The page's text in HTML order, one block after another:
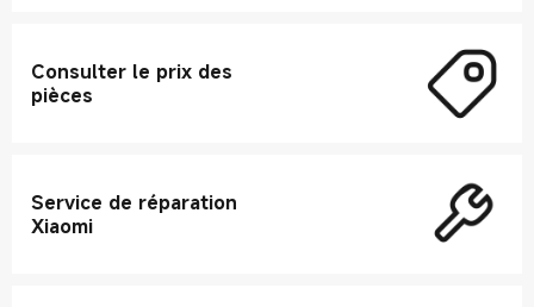
Consulter le prix des
pièces
Service de réparation
Xiaomi